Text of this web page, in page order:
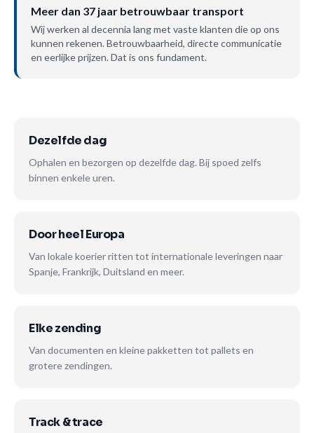
Meer dan 37 jaar betrouwbaar transport
Wij werken al decennia lang met vaste klanten die op ons
kunnen rekenen. Betrouwbaarheid, directe communicatie
en eerlijke prijzen. Dat is ons fundament.
Dezelfde dag
Ophalen en bezorgen op dezelfde dag. Bij spoed zelfs
binnen enkele uren.
Door heel Europa
Van lokale koerier ritten tot internationale leveringen naar
Spanje, Frankrijk, Duitsland en meer.
Elke zending
Van documenten en kleine pakketten tot pallets en
grotere zendingen.
Track & trace